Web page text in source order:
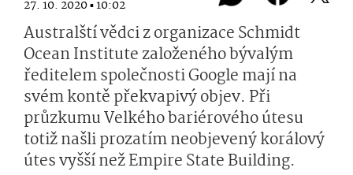
27. 10. 2020 ▪ 10:02
Australští vědci z organizace Schmidt
Ocean Institute založeného bývalým
ředitelem společnosti Google mají na
svém kontě překvapivý objev. Při
průzkumu Velkého bariérového útesu
totiž našli prozatím neobjevený korálový
útes vyšší než Empire State Building.